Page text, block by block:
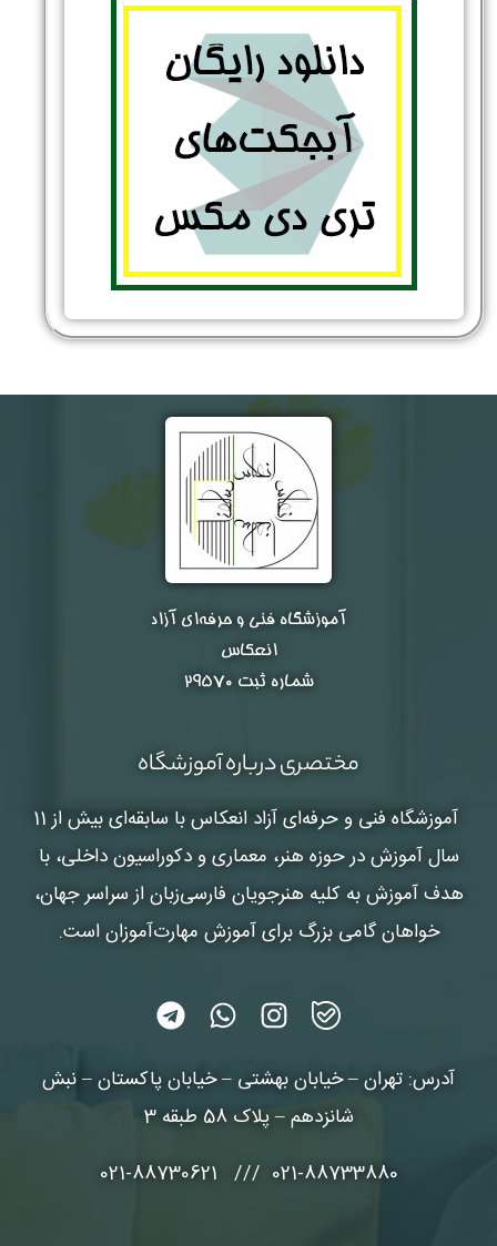
آموزشگاه فنی و حرفه‌ای آزاد
انعکاس
شماره ثبت ۲۹۵۷۰
مختصری درباره آموزشگاه
آموزشگاه فنی و حرفه‌ای آزاد انعکاس
با سابقه‌ای بیش از 11
سال آموزش در حوزه هنر، معماری و دکوراسیون داخلی، با
هدف آموزش به کلیه هنرجویان فارسی‌زبان از سراسر جهان،
خواهان گامی بزرگ برای آموزش مهارت‌آموزان است.
آدرس: تهران – خیابان بهشتی – خیابان پاکستان – نبش
شانزدهم – پلاک 58 طبقه 3
021-88733880 /// 021-88730621
نام و نام خانوادگی : *
شماره واتس‌اپ : *